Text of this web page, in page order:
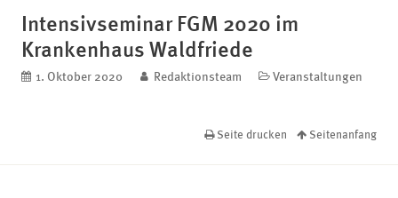
Intensivseminar FGM 2020 im
Krankenhaus Waldfriede
veröffentlicht am
1. Oktober 2020 blog.author
Redaktionsteam Kategorien
Veranstaltungen
Seite drucken Seitenanfang